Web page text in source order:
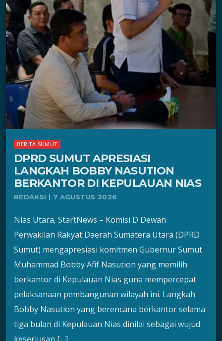
BERITA SUMUT
DPRD SUMUT APRESIASI
LANGKAH BOBBY NASUTION
BERKANTOR DI KEPULAUAN NIAS
REDAKSI | 7 AGUSTUS 2026
Nias Utara, StartNews – Komisi D Dewan
Perwakilan Rakyat Daerah Sumatera Utara (DPRD
Sumut) mengapresiasi komitmen Gubernur Sumut
Muhammad Bobby Afif Nasution yang memilih
berkantor di Kepulauan Nias guna mempercepat
pelaksanaan pembangunan wilayah ini. Langkah
Bobby Nasution yang berencana berkantor selama
tiga bulan di Kepulauan Nias dinilai sebagai wujud